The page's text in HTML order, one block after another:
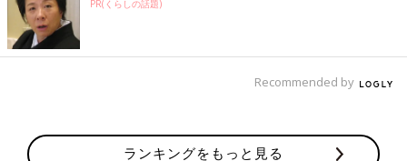
PR(くらしの話題)
Recommended by
ランキングをもっと見る